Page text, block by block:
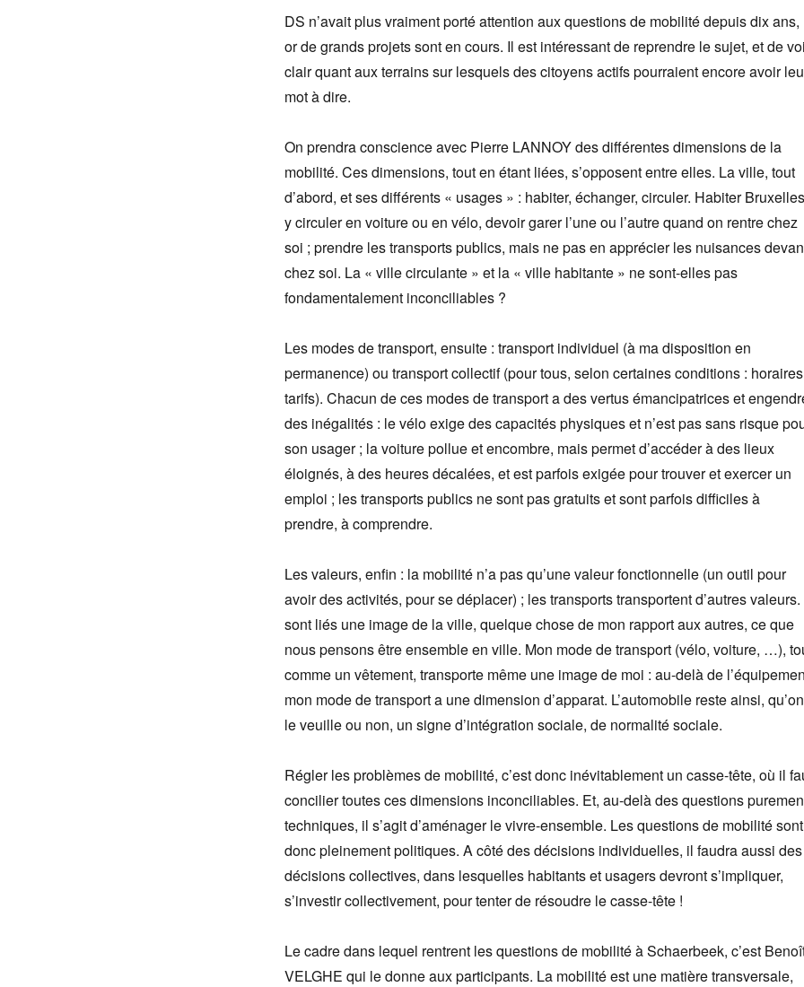
DS n’avait plus vraiment porté attention aux questions de mobilité depuis dix ans,
or de grands projets sont en cours. Il est intéressant de reprendre le sujet, et de
clair quant aux terrains sur lesquels des citoyens actifs pourraient encore avoir
mot à dire.
On prendra conscience avec Pierre LANNOY des différentes dimensions de la
mobilité. Ces dimensions, tout en étant liées, s’opposent entre elles. La ville, tout
d’abord, et ses différents « usages » : habiter, échanger, circuler. Habiter
y circuler en voiture ou en vélo, devoir garer l’une ou l’autre quand on rentre chez
soi ; prendre les transports publics, mais ne pas en apprécier les nuisances
chez soi. La « ville circulante » et la « ville habitante » ne sont-elles pas
fondamentalement inconciliables ?
Les modes de transport, ensuite : transport individuel (à ma disposition en
permanence) ou transport collectif (pour tous, selon certaines conditions :
tarifs). Chacun de ces modes de transport a des vertus émancipatrices et
des inégalités : le vélo exige des capacités physiques et n’est pas sans risque
son usager ; la voiture pollue et encombre, mais permet d’accéder à des lieux
éloignés, à des heures décalées, et est parfois exigée pour trouver et exercer un
emploi ; les transports publics ne sont pas gratuits et sont parfois difficiles à
prendre, à comprendre.
Les valeurs, enfin : la mobilité n’a pas qu’une valeur fonctionnelle (un outil pour
avoir des activités, pour se déplacer) ; les transports transportent d’autres
sont liés une image de la ville, quelque chose de mon rapport aux autres, ce que
nous pensons être ensemble en ville. Mon mode de transport (vélo, voiture, …),
comme un vêtement, transporte même une image de moi : au-delà de
mon mode de transport a une dimension d’apparat. L’automobile reste ainsi, qu’on
le veuille ou non, un signe d’intégration sociale, de normalité sociale.
Régler les problèmes de mobilité, c’est donc inévitablement un casse-tête, où il
concilier toutes ces dimensions inconciliables. Et, au-delà des questions
techniques, il s’agit d’aménager le vivre-ensemble. Les questions de mobilité sont
donc pleinement politiques. A côté des décisions individuelles, il faudra aussi des
décisions collectives, dans lesquelles habitants et usagers devront s’impliquer,
s’investir collectivement, pour tenter de résoudre le casse-tête !
Le cadre dans lequel rentrent les questions de mobilité à Schaerbeek, c’est
VELGHE qui le donne aux participants. La mobilité est une matière transversale,